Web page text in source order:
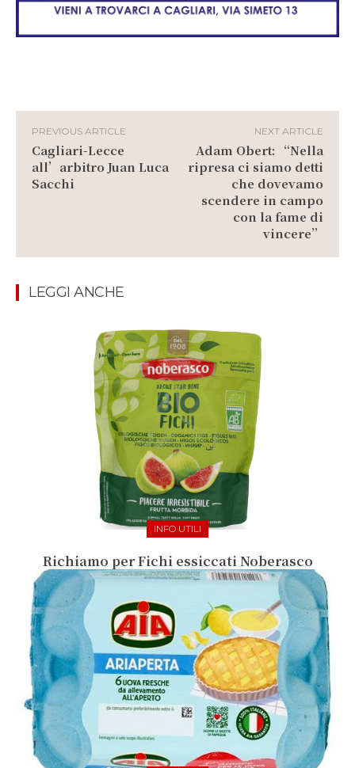
PREVIOUS ARTICLE
Cagliari-Lecce
all’arbitro Juan Luca
Sacchi
NEXT ARTICLE
Adam Obert: “Nella
ripresa ci siamo detti
che dovevamo
scendere in campo
con la fame di
vincere”
LEGGI ANCHE
INFO UTILI
Richiamo per Fichi essiccati Noberasco